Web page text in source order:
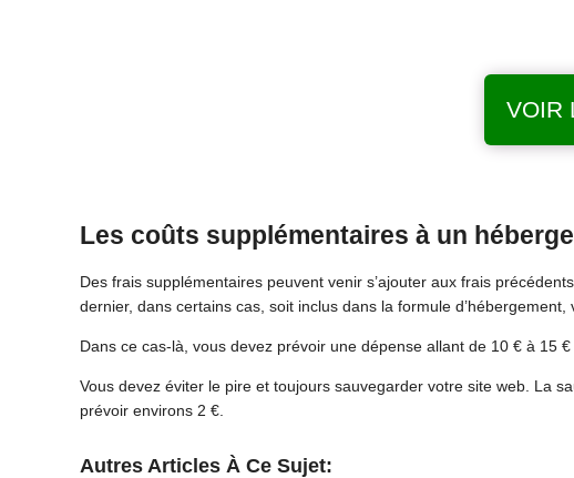
VOIR
Les coûts supplémentaires à un
Des frais supplémentaires peuvent venir s’ajouter aux frais
dernier, dans certains cas, soit inclus dans la formule
Dans ce cas-là, vous devez prévoir une dépense allant de 10 € à 15 €
Vous devez éviter le pire et toujours sauvegarder votre site web. La
prévoir environs 2 €.
Autres Articles À Ce Sujet: